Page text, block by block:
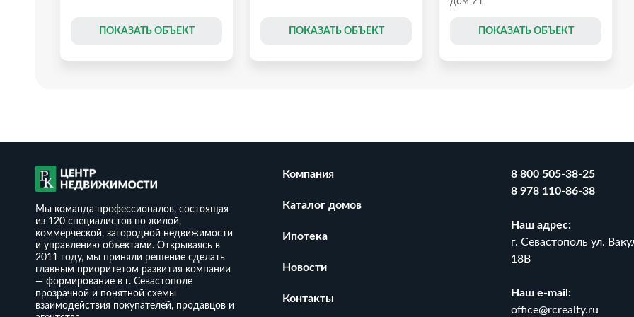
ПОКАЗАТЬ ОБЪЕКТ ПОКАЗАТЬ ОБЪЕКТ ПОКАЗАТЬ ОБЪЕКТ
Дом 120 м2 с панорамными
видами на Фиоленте
Дом 120 м² на участке 4 сотки
Дом от застройщика 120 м² в
Гагаринском районе
Мы команда профессионалов, состоящая
из 120 специалистов по жилой,
коммерческой, загородной недвижимости
и управлению объектами. Открываясь в
2011 году, мы приняли решение сделать
главным приоритетом развития компании
— формирование в г. Севастополе
прозрачной и понятной схемы
взаимодействия покупателей, продавцов и
Компания
Каталог домов
Ипотека
Новости
Контакты
8 800 505-38-25
8 978 110-86-38
Наш адрес:
г. Севастополь ул.
18В
Наш e-mail:
office@rcrealty.ru